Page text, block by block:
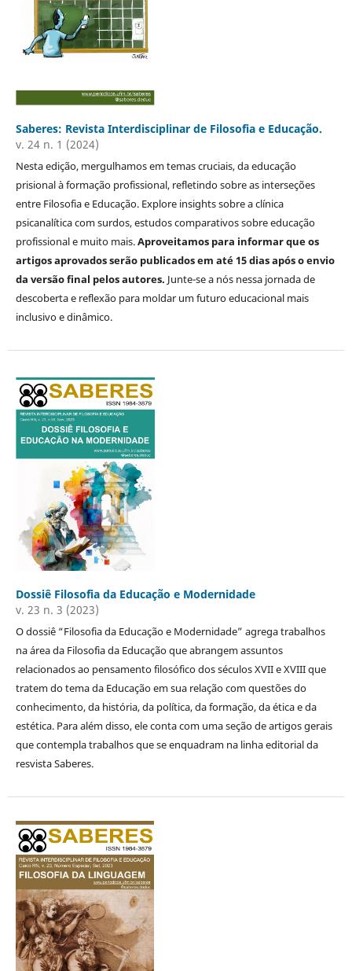
Saberes: Revista Interdisciplinar de Filosofia e Educação.
v. 24 n. 1 (2024)
Nesta edição, mergulhamos em temas cruciais, da educação
prisional à formação profissional, refletindo sobre as interseções
entre Filosofia e Educação. Explore insights sobre a clínica
psicanalítica com surdos, estudos comparativos sobre educação
profissional e muito mais.Aproveitamos para informar que os
artigos aprovados serão publicados em até 15 dias após o envio
da versão final pelos autores. Junte-se a nós nessa jornada de
descoberta e reflexão para moldar um futuro educacional mais
inclusivo e dinâmico.
Dossiê Filosofia da Educação e Modernidade
v. 23 n. 3 (2023)
O dossiê “Filosofia da Educação e Modernidade” agrega trabalhos
na área da Filosofia da Educação que abrangem assuntos
relacionados ao pensamento filosófico dos séculos XVII e XVIII que
tratem do tema da Educação em sua relação com questões do
conhecimento, da história, da política, da formação, da ética e da
estética. Para além disso, ele conta com uma seção de artigos gerais
que contempla trabalhos que se enquadram na linha editorial da
resvista Saberes.